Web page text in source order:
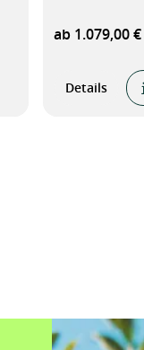
ab 1.079,00 €
Details